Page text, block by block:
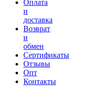
Оплата
и
доставка
Возврат
и
обмен
Сертификаты
Отзывы
Опт
Контакты